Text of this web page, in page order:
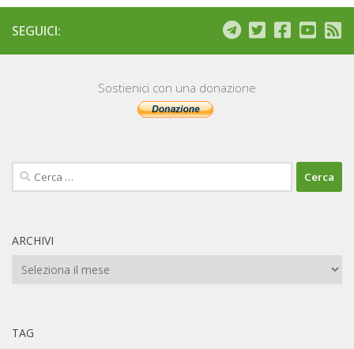
SEGUICI:
Sostienici con una donazione
Ricerca
per:
ARCHIVI
Archivi
TAG